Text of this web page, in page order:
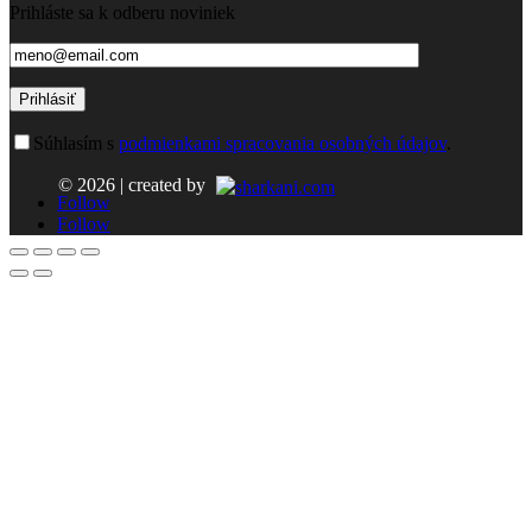
Prihláste sa k odberu noviniek
Prihlásiť
Súhlasím s podmienkami spracovania osobných údajov.
© 2026 | created by
Follow
Follow